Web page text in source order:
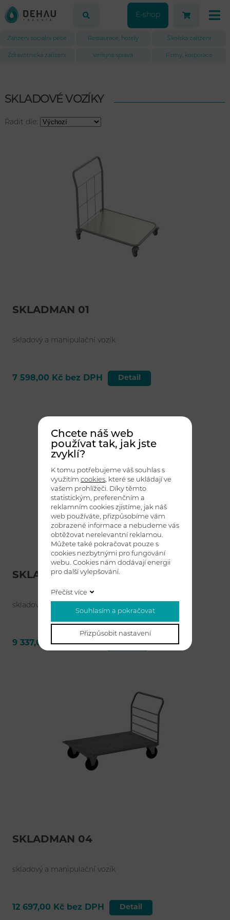
E-shop
Zařízení sociální péče Restaurace, hotely Školská zařízení
Zdravotnická zařízení Veřejná správa Firmy, korporace
SKLADOVÉ VOZÍKY
Řadit dle:
SKLADMAN 01
skladový a manipulační vozík
7 598,00 Kč bez DPH Detail
SKLADMAN 02
skladový a manipulační vozík
9 337,00 Kč bez DPH Detail
SKLADMAN 04
skladový a manipulační vozík
12 697,00 Kč bez DPH Detail
Chcete náš web
používat tak, jak jste
zvyklí?
K tomu potřebujeme váš souhlas s
využitím cookies , které se ukládají ve
vašem prohlížeči. Díky těmto
statistickým, preferenčním a
reklamním cookies zjistíme, jak náš
web používáte, přizpůsobíme vám
zobrazené informace a nebudeme vás
obtěžovat nerelevantní reklamou.
Můžete také pokračovat pouze s
cookies nezbytnými pro fungování
webu. Cookies nám dodávají energii
pro další vylepšování.
Přečíst více
Souhlasím a pokračovat
Přizpůsobit nastavení